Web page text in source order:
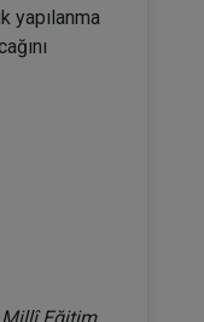
yapılanma
Millî Eğitim